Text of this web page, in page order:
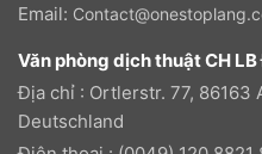
Email:
Văn phòng dịch thuật CH
Địa chỉ : Ortlerstr. 77, 86163
Deutschland